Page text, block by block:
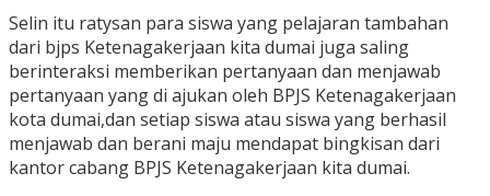
Selin itu ratysan para siswa yang pelajaran tambahan
dari bjps Ketenagakerjaan kita dumai juga saling
berinteraksi memberikan pertanyaan dan menjawab
pertanyaan yang di ajukan oleh BPJS Ketenagakerjaan
kota dumai,dan setiap siswa atau siswa yang berhasil
menjawab dan berani maju mendapat bingkisan dari
kantor cabang BPJS Ketenagakerjaan kita dumai.